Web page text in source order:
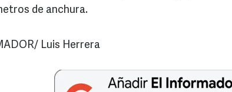
de anchura.
Luis Herrera